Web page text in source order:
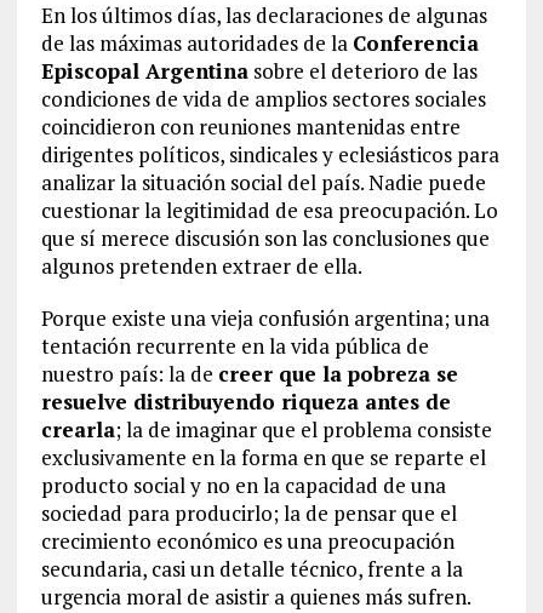
En los últimos días, las declaraciones de algunas
de las máximas autoridades de la Conferencia
Episcopal Argentinasobre el deterioro de las
condiciones de vida de amplios sectores sociales
coincidieron con reuniones mantenidas entre
dirigentes políticos, sindicales y eclesiásticos para
analizar la situación social del país. Nadie puede
cuestionar la legitimidad de esa preocupación. Lo
que sí merece discusión son las conclusiones que
algunos pretenden extraer de ella.
Porque existe una vieja confusión argentina; una
tentación recurrente en la vida pública de
nuestro país: la de creer que la pobreza se
resuelve distribuyendo riqueza antes de
crearla; la de imaginar que el problema consiste
exclusivamente en la forma en que se reparte el
producto social y no en la capacidad de una
sociedad para producirlo; la de pensar que el
crecimiento económico es una preocupación
secundaria, casi un detalle técnico, frente a la
urgencia moral de asistir a quienes más sufren.